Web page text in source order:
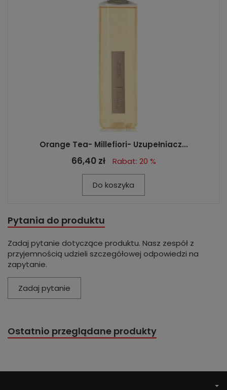
Orange Tea- Millefiori- Uzupełniacz...
66,40 zł Rabat: 20 %
Do koszyka
Pytania do produktu
Zadaj pytanie dotyczące produktu. Nasz zespół z
przyjemnością udzieli szczegółowej odpowiedzi na
zapytanie.
Zadaj pytanie
Ostatnio przeglądane produkty